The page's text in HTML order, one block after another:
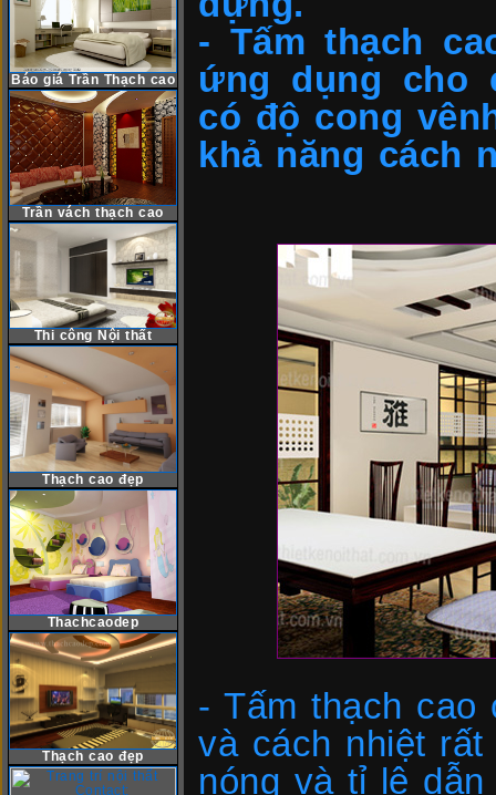
Báo giá Trần Thạch cao
Trần vách thạch cao
Thi công Nội thất
Thạch cao đẹp
Thachcaodep
Thạch cao đẹp
- Tấm thạch
ứng dụng cho
có độ cong
khả năng cách
- Tấm thạch cao
và cách nhiệt
nóng và tỉ lệ